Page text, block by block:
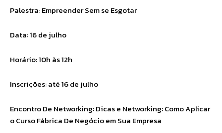
Palestra: Empreender Sem se Esgotar
Data: 16 de julho
Horário: 10h às 12h
Inscrições: até 16 de julho
Encontro De Networking: Dicas e Networking: Como Aplicar
o Curso Fábrica De Negócio em Sua Empresa